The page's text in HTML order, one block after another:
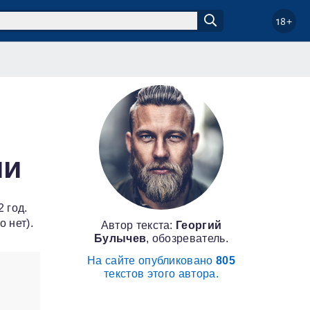
18+
год.
нет).
Автор текста: Георгий
Булычев, обозреватель.
На сайте опубликовано805
текстов этого автора.